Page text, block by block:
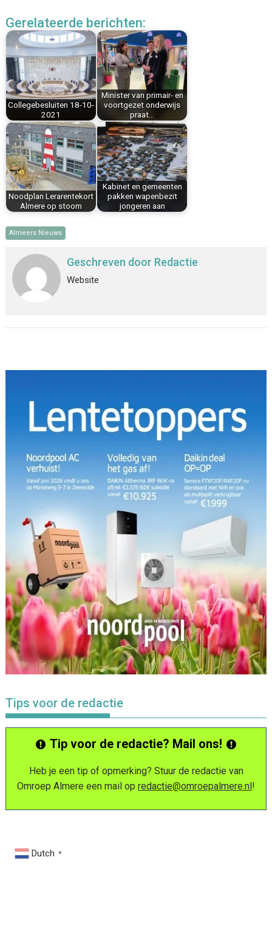
e
b
o
o
k
t
e
r
e
s
t
k
e
d
I
n
i
l
t
s
A
p
e
n
Gerelateerde berichten:
Collegebesluiten 18-10-
2021
Minister van primair- en
voortgezet onderwijs
praat…
Noodplan Lerarentekort
Almere op stoom
Kabinet en gemeenten
pakken wapenbezit
jongeren aan
Almeers Nieuws
Geschreven door Redactie
Website
Tips voor de redactie
Tip voor de redactie? Mail ons!
Heb je een tip of opmerking? Stuur de redactie van
Omroep Almere een mail op redactie@omroepalmere.nl!
Dutch ▼